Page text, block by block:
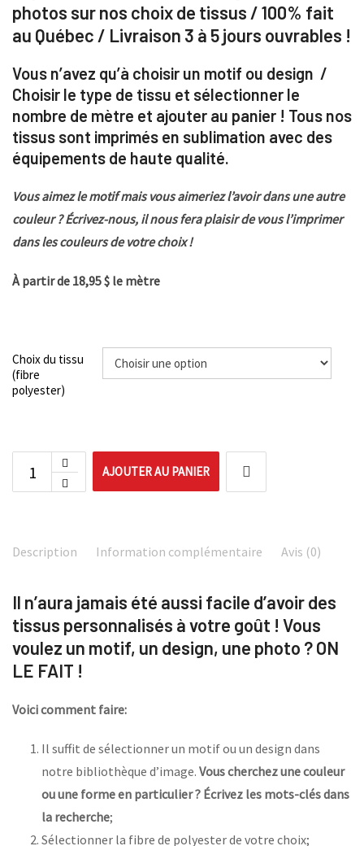
photos sur nos choix de tissus / 100% fait
au Québec / Livraison 3 à 5 jours ouvrables !
Vous n’avez qu’à choisir un motif ou design /
Choisir le type de tissu et sélectionner le
nombre de mètre et ajouter au panier ! Tous nos
tissus sont imprimés en sublimation avec des
équipements de haute qualité.
Vous aimez le motif mais vous aimeriez l’avoir dans une autre
couleur ? Écrivez-nous, il nous fera plaisir de vous l’imprimer
dans les couleurs de votre choix !
À partir de 18,95 $ le mètre
Choix du tissu
(fibre
polyester)
AJOUTER AU PANIER
Description Information complémentaire Avis (0)
Il n’aura jamais été aussi facile d’avoir des
tissus personnalisés à votre goût ! Vous
voulez un motif, un design, une photo ? ON
LE FAIT !
Voici comment faire:
Il suffit de sélectionner un motif ou un design dans
notre bibliothèque d’image. Vous cherchez une couleur
ou une forme en particulier ? Écrivez les mots-clés dans
la recherche;
Sélectionner la fibre de polyester de votre choix;